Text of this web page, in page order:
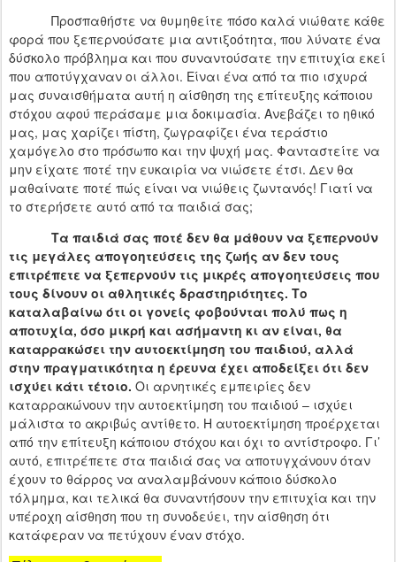
Προσπαθήστε να θυμηθείτε πόσο καλά νιώθατε κάθε
φορά που ξεπερνούσατε μια αντιξοότητα, που λύνατε ένα
δύσκολο πρόβλημα και που συναντούσατε την επιτυχία εκεί
που αποτύγχαναν οι άλλοι. Είναι ένα από τα πιο ισχυρά
μας συναισθήματα αυτή η αίσθηση της επίτευξης κάποιου
στόχου αφού περάσαμε μια δοκιμασία. Ανεβάζει το ηθικό
μας, μας χαρίζει πίστη, ζωγραφίζει ένα τεράστιο
χαμόγελο στο πρόσωπο και την ψυχή μας. Φανταστείτε να
μην είχατε ποτέ την ευκαιρία να νιώσετε έτσι. Δεν θα
μαθαίνατε ποτέ πώς είναι να νιώθεις ζωντανός! Γιατί να
το στερήσετε αυτό από τα παιδιά σας;
Τα παιδιά σας ποτέ δεν θα μάθουν να ξεπερνούν
τις μεγάλες απογοητεύσεις της ζωής αν δεν τους
επιτρέπετε να ξεπερνούν τις μικρές απογοητεύσεις που
τους δίνουν οι αθλητικές δραστηριότητες. Το
καταλαβαίνω ότι οι γονείς φοβούνται πολύ πως η
αποτυχία, όσο μικρή και ασήμαντη κι αν είναι, θα
καταρρακώσει την αυτοεκτίμηση του παιδιού, αλλά
στην πραγματικότητα η έρευνα έχει αποδείξει ότι δεν
ισχύει κάτι τέτοιο. Οι αρνητικές εμπειρίες δεν
καταρρακώνουν την αυτοεκτίμηση του παιδιού – ισχύει
μάλιστα το ακριβώς αντίθετο. Η αυτοεκτίμηση προέρχεται
από την επίτευξη κάποιου στόχου και όχι το αντίστροφο. Γι’
αυτό, επιτρέπετε στα παιδιά σας να αποτυγχάνουν όταν
έχουν το θάρρος να αναλαμβάνουν κάποιο δύσκολο
τόλμημα, και τελικά θα συναντήσουν την επιτυχία και την
υπέροχη αίσθηση που τη συνοδεύει, την αίσθηση ότι
κατάφεραν να πετύχουν έναν στόχο.